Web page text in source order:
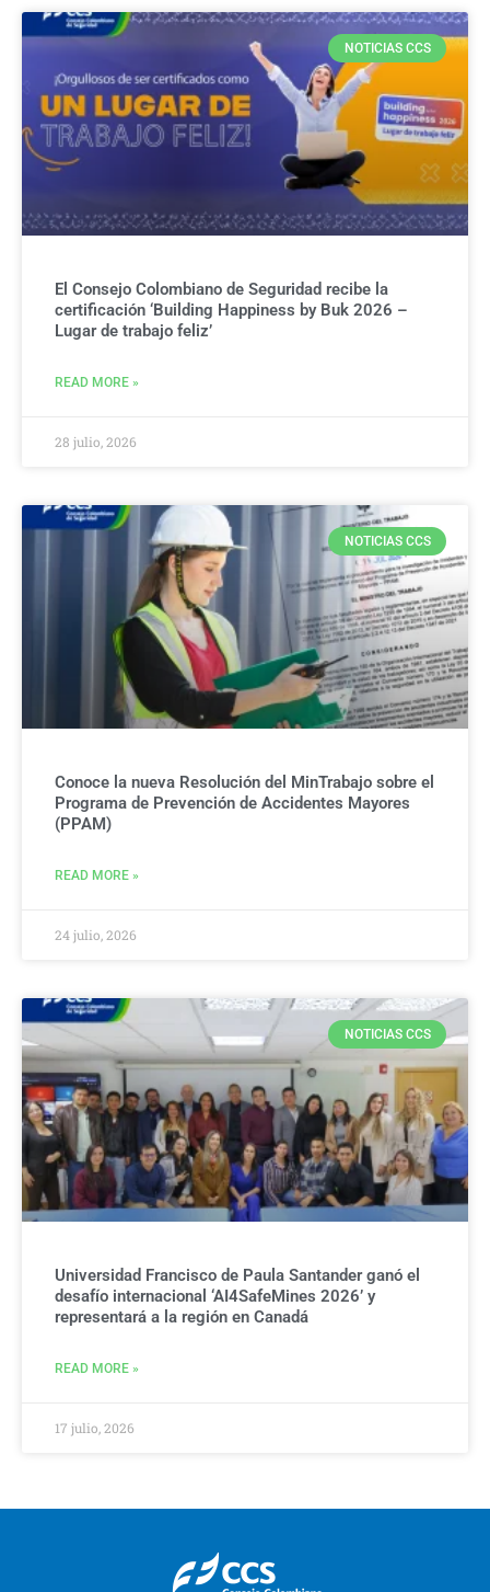
NOTICIAS CCS
El Consejo Colombiano de Seguridad recibe la
certificación ‘Building Happiness by Buk 2026 –
Lugar de trabajo feliz’
READ MORE »
28 julio, 2026
NOTICIAS CCS
Conoce la nueva Resolución del MinTrabajo sobre el
Programa de Prevención de Accidentes Mayores
(PPAM)
READ MORE »
24 julio, 2026
NOTICIAS CCS
Universidad Francisco de Paula Santander ganó el
desafío internacional ‘AI4SafeMines 2026’ y
representará a la región en Canadá
READ MORE »
17 julio, 2026